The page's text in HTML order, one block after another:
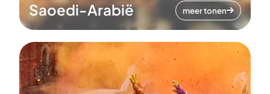
Saoedi-Arabië meer tonen